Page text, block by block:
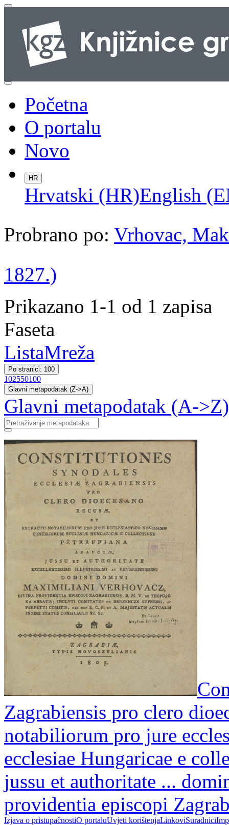
Početna
O portalu
Novo
HR
Hrvatski (HR)English
Probrano po: Vrhovac,
1827.)
Prikazano 1-1 od 1 zapisa
Faseta
ListaMreža
Po stranici: 100
102550100
Glavni metapodatak (Z->A)
Glavni metapodatak (A->Z)
Zagrabiensis pro clero
notabiliorum pro jure
ecclesiae Hungaricae e
jussu et authoritate ...
providentia episcopi
Izjava o pristupačnostiO portaluUvjeti korištenjaLinkoviSuradnici